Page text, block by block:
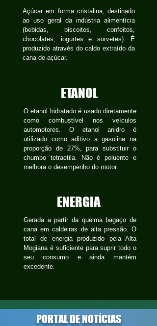
Açúcar em forma cristalina, destinado
ao uso geral da indústria alimentícia
(bebidas, biscoitos, confeitos,
chocolates, iogurtes e sorvetes). É
produzido através do caldo extraído da
cana-de-açúcar.
ETANOL
O etanol hidratado é usado diretamente
como combustível nos veículos
automotores. O etanol anidro é
utilizado como aditivo a gasolina na
proporção de 27%, para substituir o
chumbo tetraetila. Não é poluente e
melhora o desempenho do motor.
ENERGIA
Gerada a partir da queima bagaço de
cana em caldeiras de alta pressão. O
total de energia produzido pela Alta
Mogiana é suficiente para suprir todo o
seu consumo e ainda mantém
excedente.
PORTAL DE NOTÍCIAS